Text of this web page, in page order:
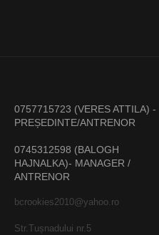
0757715723 (VERES ATTILA) -
PREȘEDINTE/ANTRENOR
0745312598 (BALOGH
HAJNALKA)- MANAGER /
ANTRENOR
bcrookies2010@yahoo.ro
Str.Tușnadului nr.5